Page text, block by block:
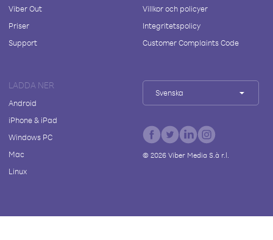
Viber Out
Priser
Support
Villkor och policyer
Integritetspolicy
Customer Complaints Code
LADDA NER
Android
iPhone & iPad
Windows PC
Mac
Linux
Svenska
© 2026Viber Media S.à r.l.